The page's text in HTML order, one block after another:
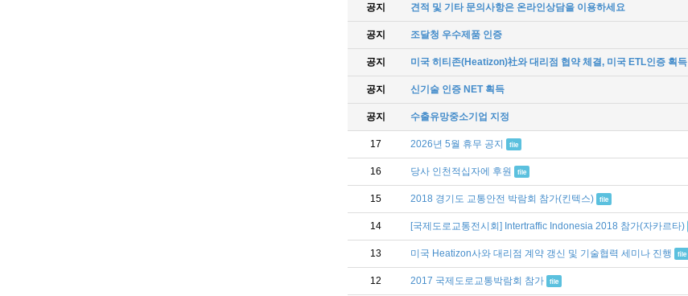
공지 견적 및 기타 문의사항은 온라인상담을 이용하세요
공지 조달청 우수제품 인증
공지 미국 히티존(Heatizon)社와 대리점 협약 체결, 미국 ETL인증 획득
공지 신기술 인증 NET 획득
공지 수출유망중소기업 지정
17 2026년 5월 휴무 공지 file
16 당사 인천적십자에 후원 file
15 2018 경기도 교통안전 박람회 참가(킨텍스) file
14 [국제도로교통전시회] Intertraffic Indonesia 2018 참가(자카르타)
13 미국 Heatizon사와 대리점 계약 갱신 및 기술협력 세미나 진행 file
12 2017 국제도로교통박람회 참가 file